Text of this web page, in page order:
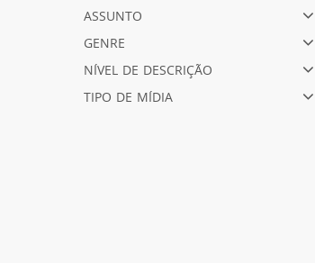
assunto
genre
nível de descrição
tipo de mídia